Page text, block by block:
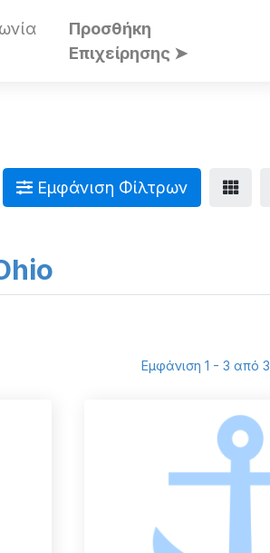
Προσθήκη
Επιχείρησης ➤
Εμφάνιση Φίλτρων
Εμφάνιση 1 - 3 από 3